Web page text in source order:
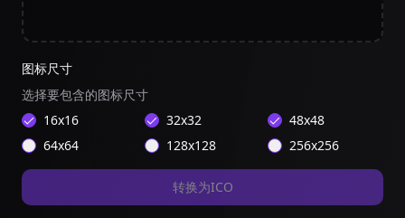
图标尺寸
选择要包含的图标尺寸
16x16 32x32 48x48
64x64 128x128 256x256
转换为ICO